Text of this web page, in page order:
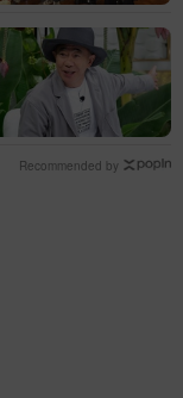
Recommended by